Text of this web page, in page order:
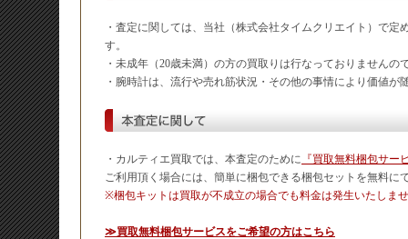
・査定に関しては、当社（株式会社タイムクリエイト）で定
す。
・未成年（20歳未満）の方の買取りは行なっておりませんの
・腕時計は、流行や売れ筋状況・その他の事情により価値が
・カルティエ買取では、本査定のために 『買取無料梱包サー
ご利用頂く場合には、簡単に梱包できる梱包セットを無料に
※梱包キットは買取が不成立の場合でも料金は発生いたしま
≫買取無料梱包サービスをご希望の方はこちら